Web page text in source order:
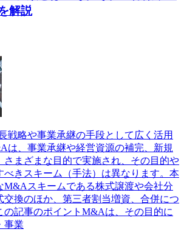
解説
戦略や事業承継の手段として広く活用
は、事業承継や経営資源の補完、新規
さまざまな目的で実施され、その目的や
べきスキーム（手法）は異なります。本
M&Aスキームである株式譲渡や会社分
交換のほか、第三者割当増資、合併につ
の記事のポイントM&Aは、その目的に
事業